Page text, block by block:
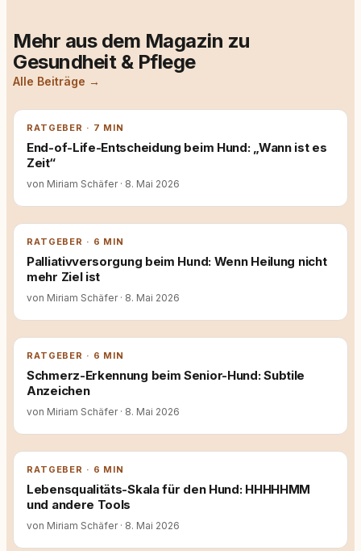
Mehr aus dem Magazin zu
Gesundheit & Pflege
Alle Beiträge →
RATGEBER · 7 MIN
End-of-Life-Entscheidung beim Hund: „Wann ist es
Zeit“
von Miriam Schäfer · 8. Mai 2026
RATGEBER · 6 MIN
Palliativversorgung beim Hund: Wenn Heilung nicht
mehr Ziel ist
von Miriam Schäfer · 8. Mai 2026
RATGEBER · 6 MIN
Schmerz-Erkennung beim Senior-Hund: Subtile
Anzeichen
von Miriam Schäfer · 8. Mai 2026
RATGEBER · 6 MIN
Lebensqualitäts-Skala für den Hund: HHHHHMM
und andere Tools
von Miriam Schäfer · 8. Mai 2026